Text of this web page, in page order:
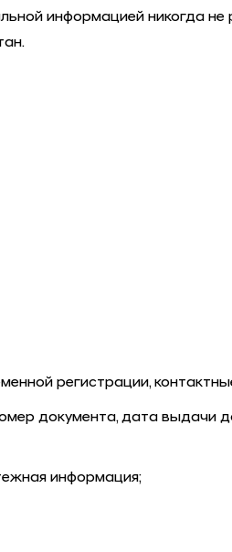
информацией никогда не
регистрации,
документа, дата выдачи
информация;